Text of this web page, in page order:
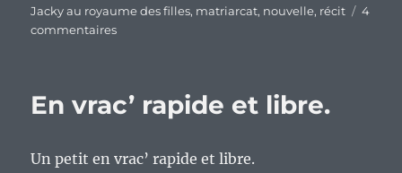
Jacky au royaume des filles, matriarcat, nouvelle, récit
4
commentairessur
scriptural
En vrac’ rapide et libre.
Un petit en vrac’ rapide et libre.